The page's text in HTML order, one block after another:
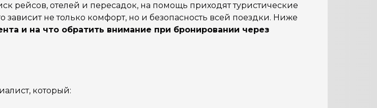
рейсов, отелей и пересадок, на помощь приходят туристические
зависит не только комфорт, но и безопасность всей поездки. Ниже
и на что обратить внимание при бронировании через
который: